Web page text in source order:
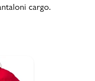
cargo.